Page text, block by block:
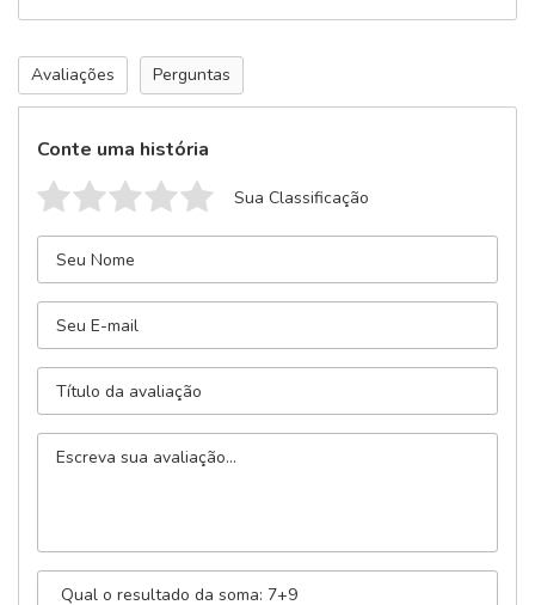
Avaliações Perguntas
Conte uma história
Sua Classificação